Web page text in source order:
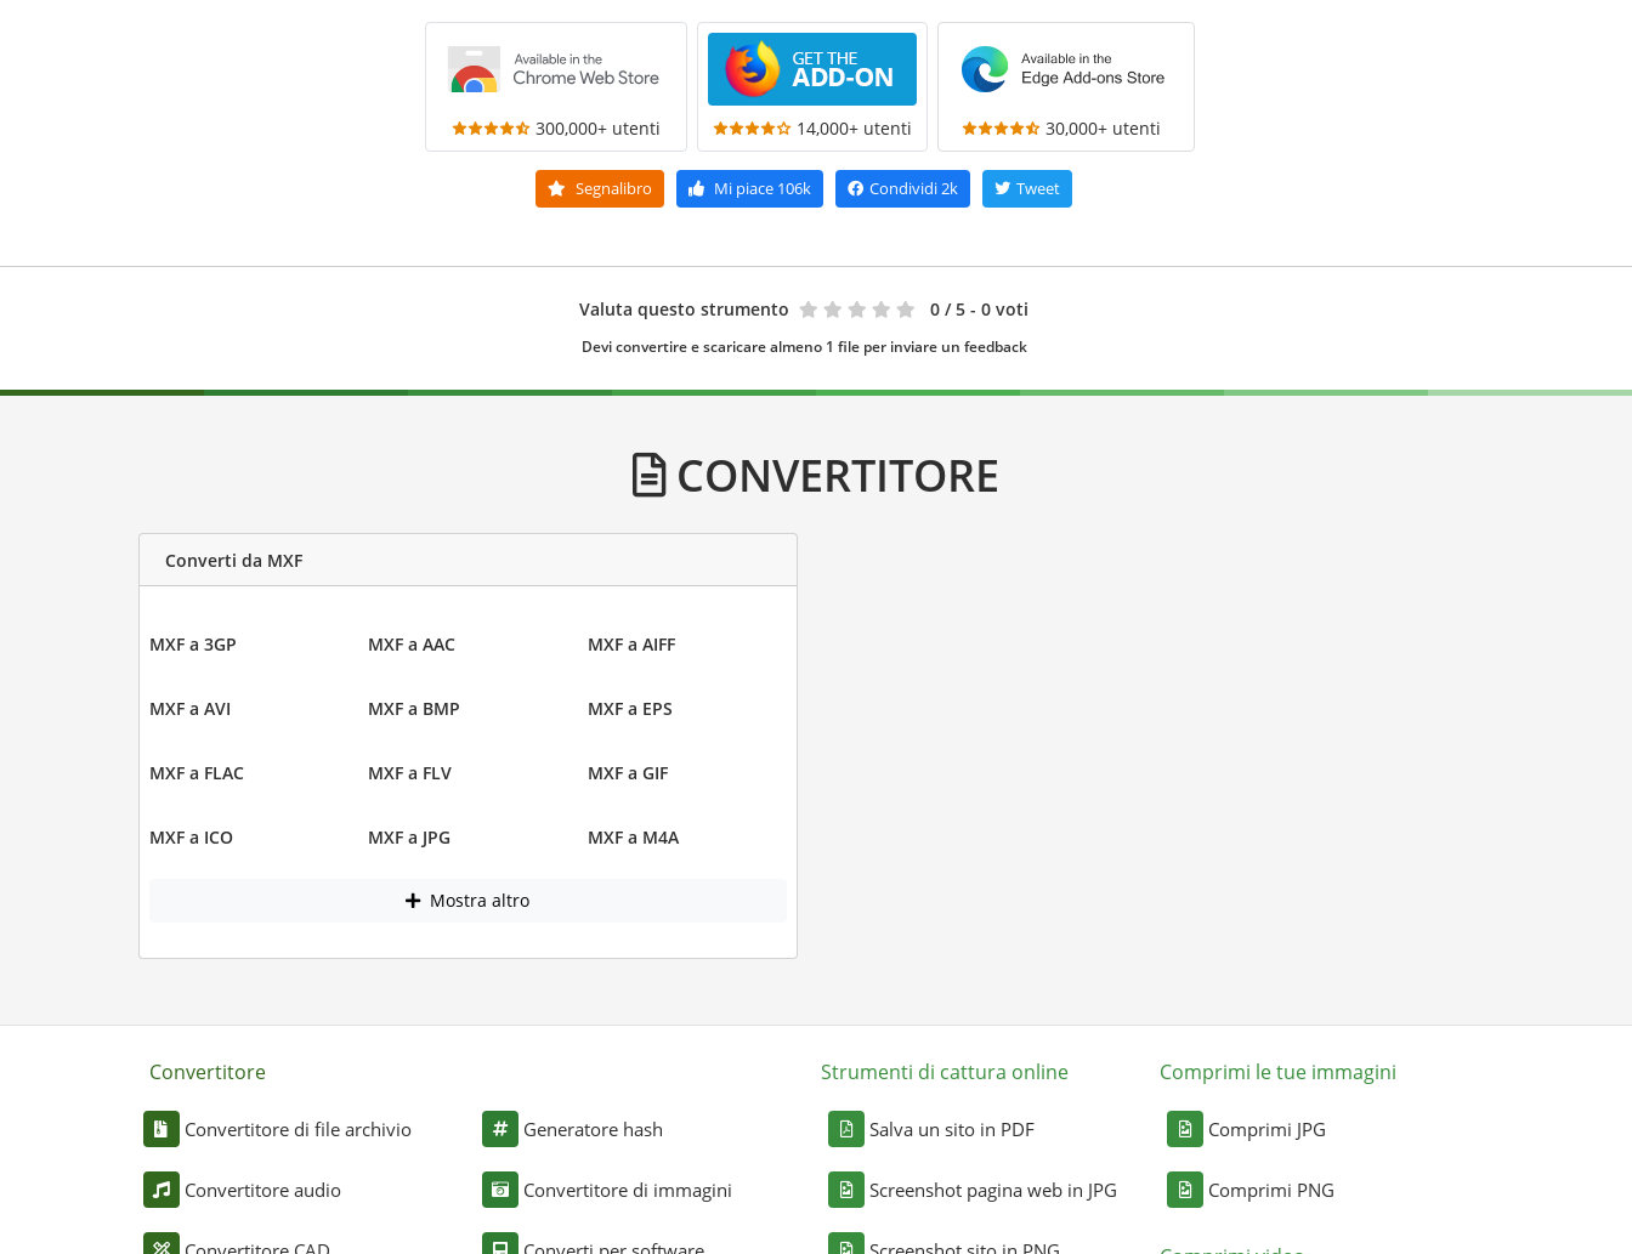
300,000+ utenti 14,000+ utenti 30,000+ utenti
Segnalibro Mi piace 106k Condividi2k Tweet
Valuta questo strumento 0 / 5 - 0 voti
Devi convertire e scaricare almeno 1 file per inviare un feedback
CONVERTITORE
Converti da MXF
MXF a 3GP MXF a AAC MXF a AIFF
MXF a AVI MXF a BMP MXF a EPS
MXF a FLAC MXF a FLV MXF a GIF
MXF a ICO MXF a JPG MXF a M4A
Mostra altro
Convertitore
Convertitore di file archivio
Convertitore audio
Generatore hash
Convertitore di immagini
Strumenti di cattura online
Salva un sito in PDF
Screenshot pagina web in JPG
Comprimi le tue immagini
Comprimi JPG
Comprimi PNG